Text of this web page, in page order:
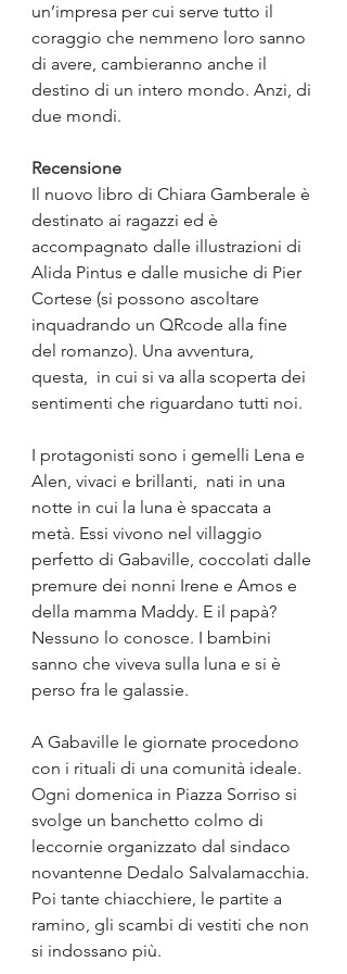
un’impresa per cui serve tutto il
coraggio che nemmeno loro sanno
di avere, cambieranno anche il
destino di un intero mondo. Anzi, di
due mondi.
Recensione
Il nuovo libro di Chiara Gamberale è
destinato ai ragazzi ed è
accompagnato dalle illustrazioni di
Alida Pintus e dalle musiche di Pier
Cortese (si possono ascoltare
inquadrando un QRcode alla fine
del romanzo). Una avventura,
questa,  in cui si va alla scoperta dei
sentimenti che riguardano tutti noi.
I protagonisti sono i gemelli Lena e
Alen, vivaci e brillanti,  nati in una
notte in cui la luna è spaccata a
metà. Essi vivono nel villaggio
perfetto di Gabaville, coccolati dalle
premure dei nonni Irene e Amos e
della mamma Maddy. E il papà?
Nessuno lo conosce. I bambini
sanno che viveva sulla luna e si è
perso fra le galassie.
A Gabaville le giornate procedono
con i rituali di una comunità ideale.
Ogni domenica in Piazza Sorriso si
svolge un banchetto colmo di
leccornie organizzato dal sindaco
novantenne Dedalo Salvalamacchia.
Poi tante chiacchiere, le partite a
ramino, gli scambi di vestiti che non
si indossano più.